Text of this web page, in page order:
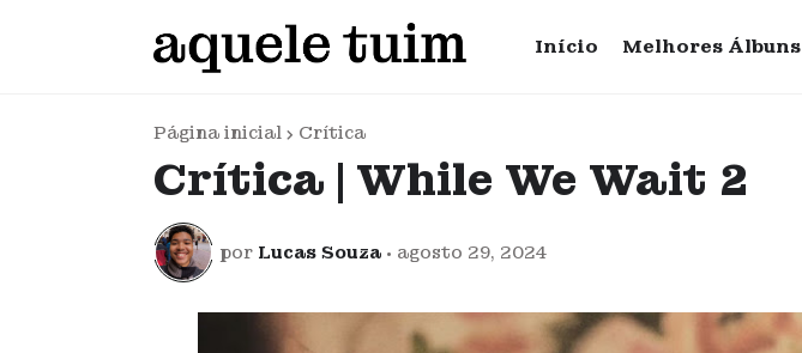
Início Melhores Álbuns
Página inicial Crítica
Crítica | While We Wait 2
por Lucas Souza • agosto 29, 2024